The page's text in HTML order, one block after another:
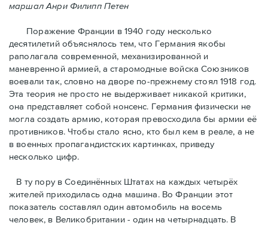
маршал Анри Филипп Петен
Поражение Франции в 1940 году несколько
десятилетий объяснялось тем, что Германия якобы
раполагала современной, механизированной и
маневренной армией, а старомодные войска Союзников
воевали так, словно на дворе по-прежнему стоял 1918 год.
Эта теория не просто не выдерживает никакой критики,
она представляет собой нонсенс. Германия физически не
могла создать армию, которая превосходила бы армии её
противников. Чтобы стало ясно, кто был кем в реале, а не
в военных пропагандистских картинках, приведу
несколько цифр.
В ту пору в Соединённых Штатах на каждых четырёх
жителей приходилась одна машина. Во Франции этот
показатель составлял один автомобиль на восемь
человек, в Великобритании - один на четырнадцать. В